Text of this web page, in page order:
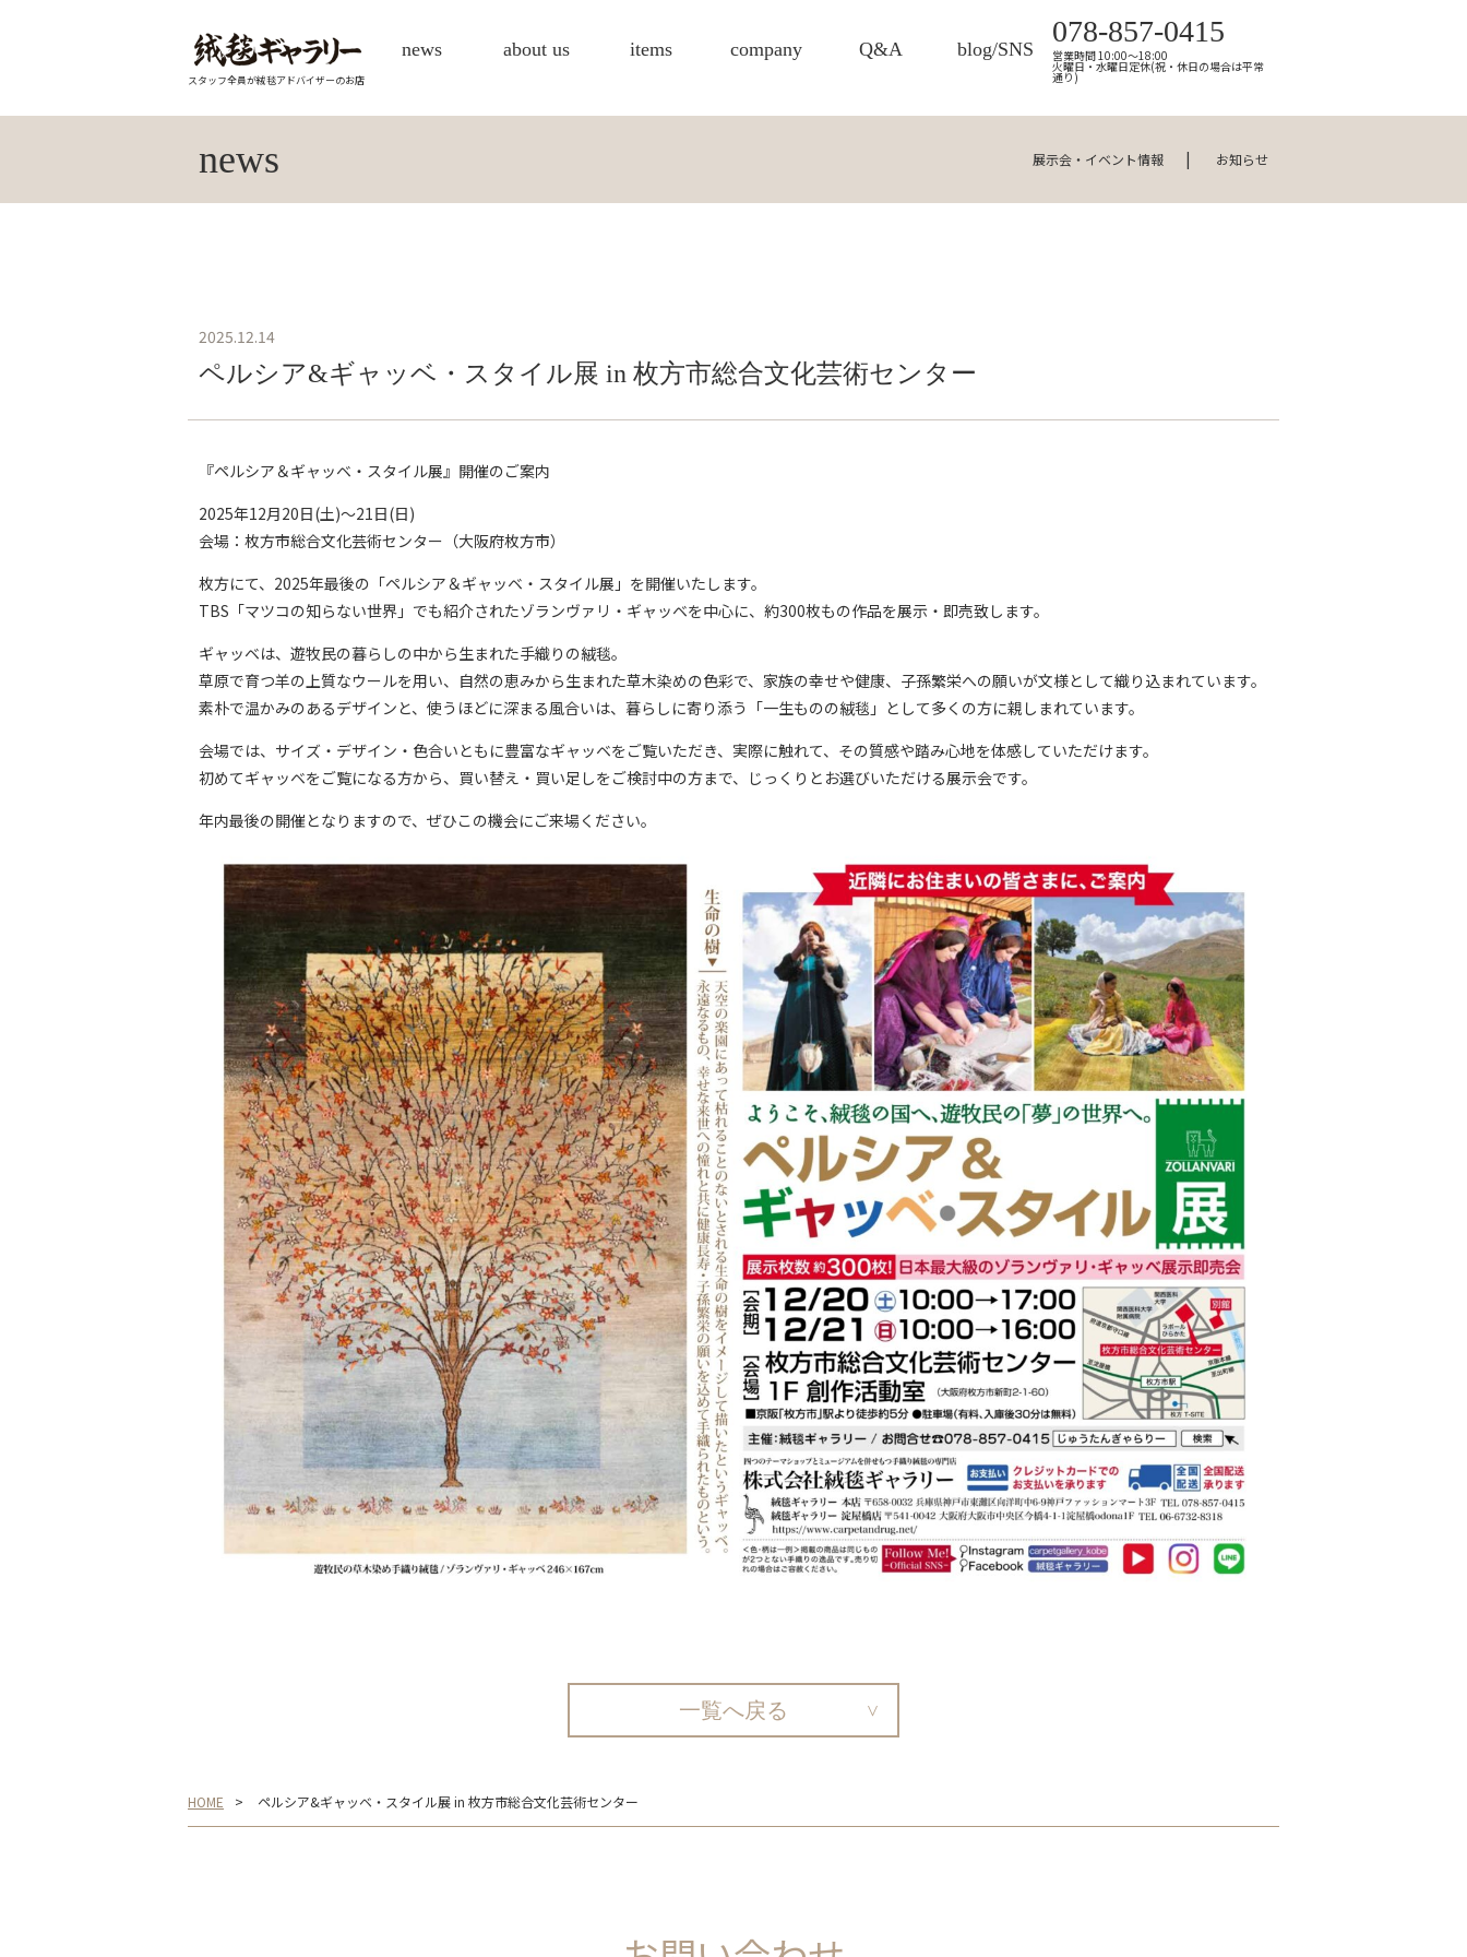
スタッフ全員が絨毯アドバイザーのお店
news about us items company Q&A blog/SNS
078-857-0415
営業時間 10:00～18:00
火曜日・水曜日定休(祝・休日の場合は平常
通り)
news 展示会・イベント情報 お知らせ
2025.12.14
ペルシア&ギャッベ・スタイル展 in 枚方市総合文化芸術センター
『ペルシア＆ギャッベ・スタイル展』開催のご案内
2025年12月20日(土)～21日(日)
会場：枚方市総合文化芸術センター（大阪府枚方市）
枚方にて、2025年最後の「ペルシア＆ギャッベ・スタイル展」を開催いたします。
TBS「マツコの知らない世界」でも紹介されたゾランヴァリ・ギャッベを中心に、約300枚もの作品を展示・即売致します。
ギャッベは、遊牧民の暮らしの中から生まれた手織りの絨毯。
草原で育つ羊の上質なウールを用い、自然の恵みから生まれた草木染めの色彩で、家族の幸せや健康、子孫繁栄への願いが文様として織り込まれています。
素朴で温かみのあるデザインと、使うほどに深まる風合いは、暮らしに寄り添う「一生ものの絨毯」として多くの方に親しまれています。
会場では、サイズ・デザイン・色合いともに豊富なギャッベをご覧いただき、実際に触れて、その質感や踏み心地を体感していただけます。
初めてギャッベをご覧になる方から、買い替え・買い足しをご検討中の方まで、じっくりとお選びいただける展示会です。
年内最後の開催となりますので、ぜひこの機会にご来場ください。
一覧へ戻る
HOME ペルシア&ギャッベ・スタイル展 in 枚方市総合文化芸術センター